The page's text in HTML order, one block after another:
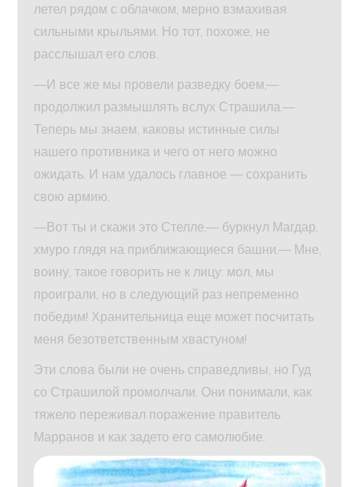
летел рядом с облачком, мерно взмахивая
сильными крыльями. Но тот, похоже, не
расслышал его слов.
—И все же мы провели разведку боем,—
продолжил размышлять вслух Страшила.—
Теперь мы знаем, каковы истинные силы
нашего противника и чего от него можно
ожидать. И нам удалось главное — сохранить
свою армию.
—Вот ты и скажи это Стелле,— буркнул Магдар,
хмуро глядя на приближающиеся башни.— Мне,
воину, такое говорить не к лицу: мол, мы
проиграли, но в следующий раз непременно
победим! Хранительница еще может посчитать
меня безответственным хвастуном!
Эти слова были не очень справедливы, но Гуд
со Страшилой промолчали. Они понимали, как
тяжело переживал поражение правитель
Марранов и как задето его самолюбие.